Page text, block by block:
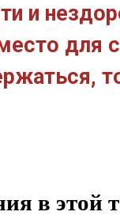
и
для
в этой